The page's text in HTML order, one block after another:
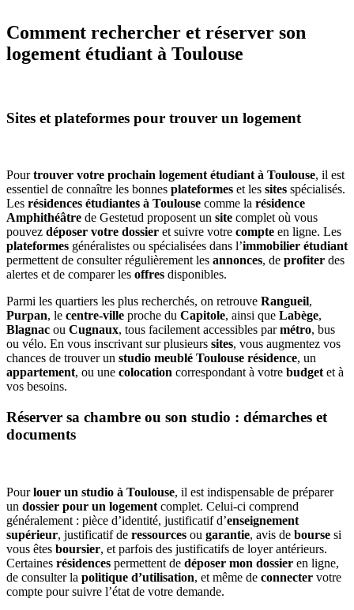
Comment rechercher et réserver son
logement étudiant à Toulouse
Sites et plateformes pour trouver un logement
Pourtrouver votre prochain logement étudiant à Toulouse, il est
essentiel de connaître les bonnes plateformes et les sites spécialisés.
Les résidences étudiantes à Toulouse comme la résidence
Amphithéâtre de Gestetud proposent un site complet où vous
pouvez déposer votre dossier et suivre votre compte en ligne. Les
plateformes généralistes ou spécialisées dans l’immobilier étudiant
permettent de consulter régulièrement les annonces, de profiter des
alertes et de comparer les offres disponibles.
Parmi les quartiers les plus recherchés, on retrouve Rangueil,
Purpan, le centre-ville proche du Capitole, ainsi que Labège,
Blagnac ou Cugnaux, tous facilement accessibles parmétro, bus
ou vélo. En vous inscrivant sur plusieurs sites, vous augmentez vos
chances de trouver un studio meublé Toulouse résidence, un
appartement, ou une colocation correspondant à votre budget et à
vos besoins.
Réserver sa chambre ou son studio : démarches et
documents
Pourlouer un studio à Toulouse, il est indispensable de préparer
un dossier pour un logement complet. Celui-ci comprend
généralement : pièce d’identité, justificatif d’enseignement
supérieur, justificatif de ressources ou garantie, avis de bourse si
vous êtes boursier, et parfois des justificatifs de loyer antérieurs.
Certaines résidences permettent de déposer mon dossier en ligne,
de consulter la politique d’utilisation, et même de connecter votre
compte pour suivre l’état de votre demande.